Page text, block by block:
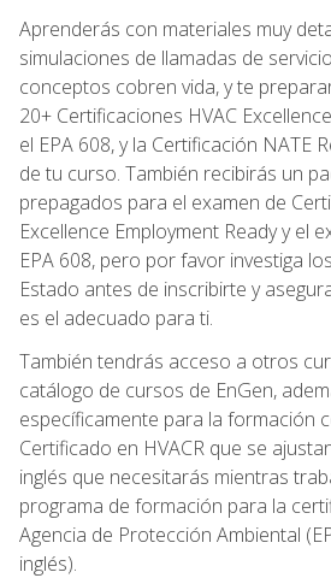
Aprenderás con materiales muy
simulaciones de llamadas de
conceptos cobren vida, y te
20+ Certificaciones HVAC
el EPA 608, y la Certificación NATE
de tu curso. También recibirás un
prepagados para el examen de
Excellence Employment Ready y el
EPA 608, pero por favor investiga
Estado antes de inscribirte y
es el adecuado para ti.
También tendrás acceso a otros
catálogo de cursos de EnGen,
específicamente para la formación
Certificado en HVACR que se
inglés que necesitarás mientras
programa de formación para la
Agencia de Protección Ambiental
inglés).